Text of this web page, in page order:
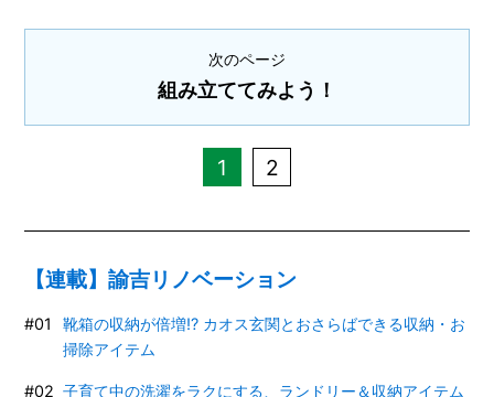
次のページ
組み立ててみよう！
1 2
【連載】諭吉リノベーション
靴箱の収納が倍増!? カオス玄関とおさらばできる収納・お
掃除アイテム
子育て中の洗濯をラクにする、ランドリー＆収納アイテム